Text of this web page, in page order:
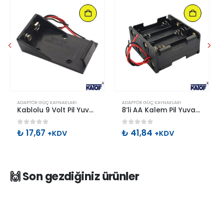
ADAPTÖR GÜÇ KAYNAKLARI
Kablolu 9 Volt Pil Yuvası
0 out of 5
₺ 17,67 +KDV
ADAPTÖR GÜÇ KAYNAKLARI
8’li AA Kalem Pil Yuvası Çift Taraflı
0 out of 5
₺ 41,84 +KDV
🙌 Son gezdiğiniz ürünler